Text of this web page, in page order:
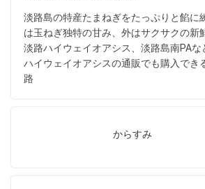
淡路島の特産たまねぎをたっぷりと餡に
は玉ねぎ独特の甘み、外はサクサクの新
淡路ハイウェイオアシス、淡路島南PAな
ハイウェイオアシスの通販でも購入でき
路
からすみ